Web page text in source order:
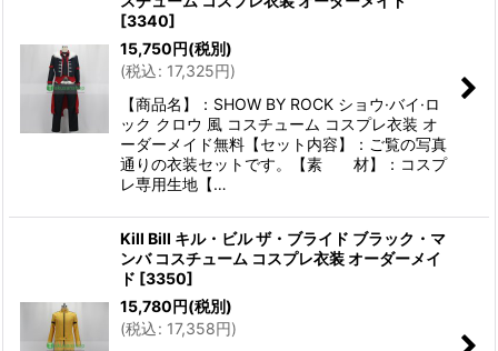
[3340]
15,750円(税別)
(税込: 17,325円)
【商品名】：SHOW BY ROCK ショウ·バイ·ロ
ック クロウ 風 コスチューム コスプレ衣装 オ
ーダーメイド無料【セット内容】：ご覧の写真
通りの衣装セットです。【素 材】：コスプ
レ専用生地【…
Kill Bill キル・ビル ザ・ブライド ブラック・マ
ンバ コスチューム コスプレ衣装 オーダーメイ
ド [3350]
15,780円(税別)
(税込: 17,358円)